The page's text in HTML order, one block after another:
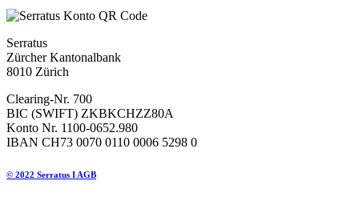
Serratus
Zürcher Kantonalbank
8010 Zürich
Clearing-Nr. 700
BIC (SWIFT) ZKBKCHZZ80A
Konto Nr. 1100-0652.980
IBAN CH73 0070 0110 0006 5298 0
© 2022 Serratus I AGB